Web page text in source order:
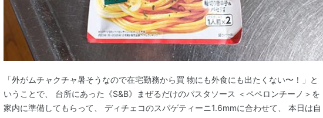
「外がムチャクチャ暑そうなので在宅勤務から買 物にも外食にも出たくない〜！」と
いうことで、 台所にあった《S&B》まぜるだけのパスタソース ＜ペペロンチーノ＞を
家内に準備してもらって、 ディチェコのスパゲティーニ1.6mmに合わせて、 本日は自